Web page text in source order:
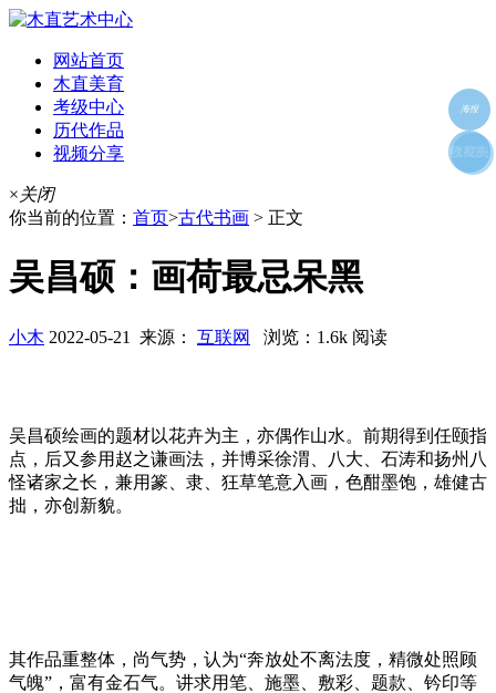
网站首页
木直美育
考级中心
历代作品
视频分享
×关闭
你当前的位置： 首页>古代书画 > 正文
吴昌硕：画荷最忌呆黑
小木 2022-05-21 来源： 互联网 浏览：1.6k 阅读
吴昌硕绘画的题材以花卉为主，亦偶作山水。前期得到任颐指
点，后又参用赵之谦画法，并博采徐渭、八大、石涛和扬州八
怪诸家之长，兼用篆、隶、狂草笔意入画，色酣墨饱，雄健古
拙，亦创新貌。
其作品重整体，尚气势，认为“奔放处不离法度，精微处照顾
气魄”，富有金石气。讲求用笔、施墨、敷彩、题款、钤印等
海报
好友
朋友圈
收藏夹